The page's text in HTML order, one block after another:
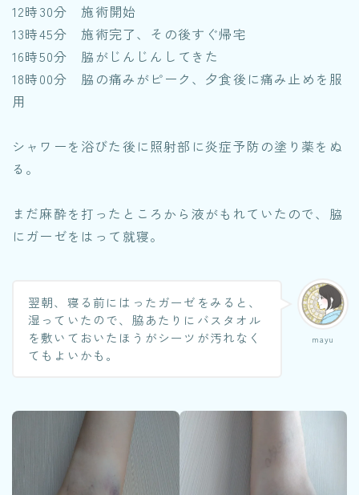
12時30分 施術開始
13時45分 施術完了、その後すぐ帰宅
16時50分 脇がじんじんしてきた
18時00分 脇の痛みがピーク、夕食後に痛み止めを服
用
シャワーを浴びた後に照射部に炎症予防の塗り薬をぬ
る。
まだ麻酔を打ったところから液がもれていたので、脇
にガーゼをはって就寝。
mayu
翌朝、寝る前にはったガーゼをみると、
湿っていたので、脇あたりにバスタオル
を敷いておいたほうがシーツが汚れなく
てもよいかも。